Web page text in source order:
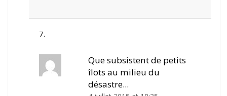
Que subsistent de petits
îlots au milieu du
désastre...